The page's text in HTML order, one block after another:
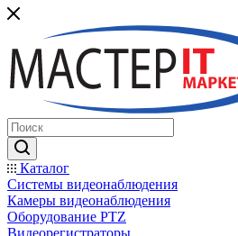
Каталог
Системы видеонаблюдения
Камеры видеонаблюдения
Оборудование PTZ
Видеорегистраторы